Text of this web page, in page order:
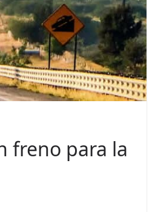
freno para la